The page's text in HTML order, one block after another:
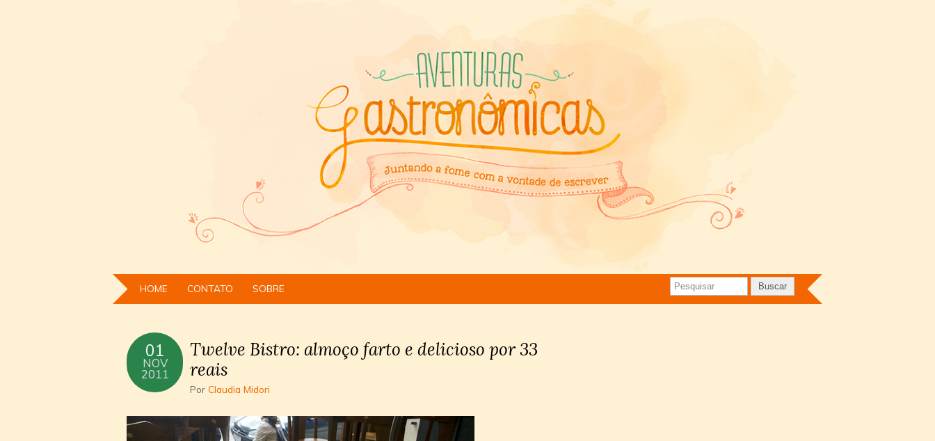
HOME CONTATO SOBRE
01
NOV
2011
Twelve Bistro: almoço farto e delicioso por 33
reais
Por Claudia Midori